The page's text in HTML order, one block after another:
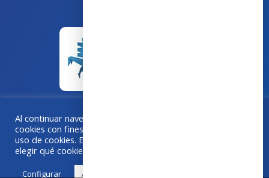
Una colaboración
Al continuar navegando en este sitio, acepta el uso de
cookies con fines estadísticos. Si "Aceptar todo", acepta el
uso de cookies. En caso contrario, utilice "Configurar" para
elegir qué cookies acepta.
Configurar Acepta todo